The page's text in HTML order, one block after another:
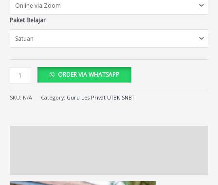
Paket Belajar
ORDER VIA WHATSAPP
SKU: N/A Category: Guru Les Privat UTBK SNBT